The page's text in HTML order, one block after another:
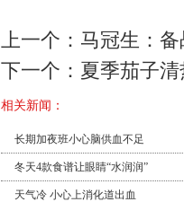
上一个： 马冠生：
下一个： 夏季茄子
相关新闻：
长期加夜班小心脑供血不足
冬天4款食谱让眼睛“水润润”
天气冷 小心上消化道出血